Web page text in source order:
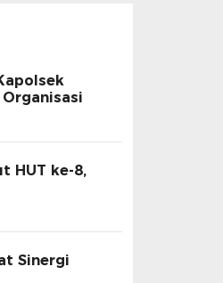
HUT ke-8,
Sinergi